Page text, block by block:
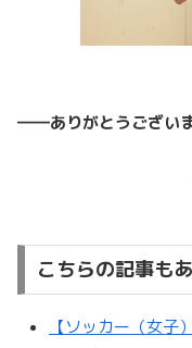
――ありがとうござい
こちらの記事も
【ソッカー（女子